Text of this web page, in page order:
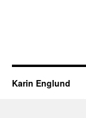
Karin Englund